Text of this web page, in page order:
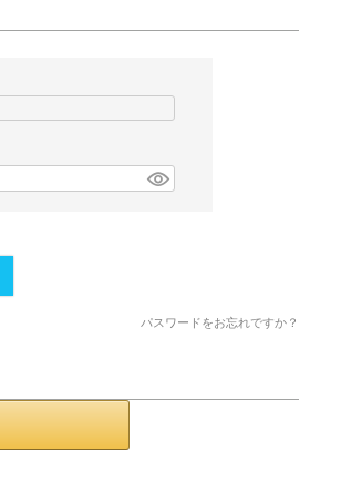
パスワードをお忘れですか？